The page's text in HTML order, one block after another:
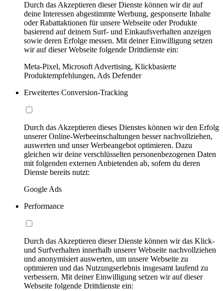
Durch das Akzeptieren dieser Dienste können wir dir auf
deine Interessen abgestimmte Werbung, gesponserte Inhalte
oder Rabattaktionen für unsere Webseite oder Produkte
basierend auf deinem Surf- und Einkaufsverhalten anzeigen
sowie deren Erfolge messen. Mit deiner Einwilligung setzen
wir auf dieser Webseite folgende Drittdienste ein:
Meta-Pixel, Microsoft Advertising, Klickbasierte
Produktempfehlungen, Ads Defender
Erweitertes Conversion-Tracking
Durch das Akzeptieren dieses Dienstes können wir den Erfolg
unserer Online-Werbeeinschaltungen besser nachvollziehen,
auswerten und unser Werbeangebot optimieren. Dazu
gleichen wir deine verschlüsselten personenbezogenen Daten
mit folgenden externen Anbietenden ab, sofern du deren
Dienste bereits nutzt:
Google Ads
Performance
Durch das Akzeptieren dieser Dienste können wir das Klick-
und Surfverhalten innerhalb unserer Webseite nachvollziehen
und anonymisiert auswerten, um unsere Webseite zu
optimieren und das Nutzungserlebnis insgesamt laufend zu
verbessern. Mit deiner Einwilligung setzen wir auf dieser
Webseite folgende Drittdienste ein: